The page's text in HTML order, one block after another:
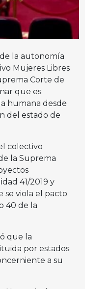
la autonomía
Mujeres Libres
Corte de
que es
humana desde
del estado de
colectivo
la Suprema
41/2019 y
se viola el pacto
40 de la
que la
por estados
a su